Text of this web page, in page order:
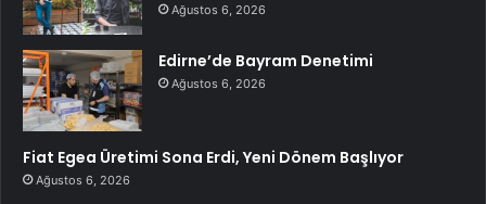
Ağustos 6, 2026
Edirne’de Bayram Denetimi
Ağustos 6, 2026
Fiat Egea Üretimi Sona Erdi, Yeni Dönem Başlıyor
Ağustos 6, 2026